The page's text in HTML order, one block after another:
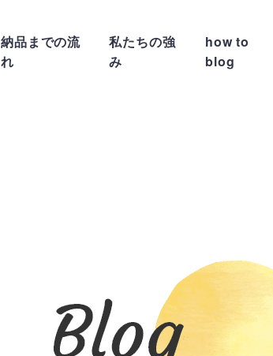
納品までの流
れ
私たちの強
み
how to
blog